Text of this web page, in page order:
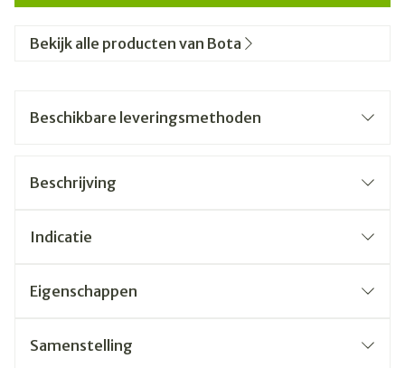
Bekijk alle producten van Bota
Beschikbare leveringsmethoden
Beschrijving
Indicatie
Eigenschappen
Samenstelling